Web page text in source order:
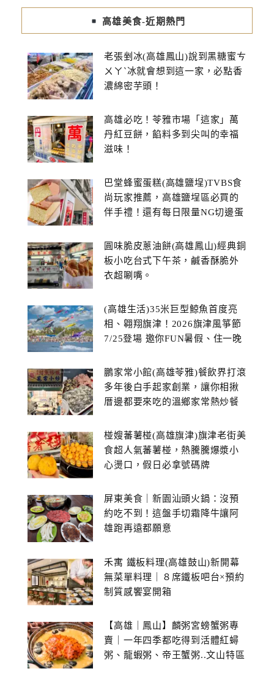
高雄美食-近期熱門
老張剉冰(高雄鳳山)說到黑糖蜜ㄘ
ㄨㄚˋ冰就會想到這一家，必點香
濃綿密芋頭！
高雄必吃！苓雅市場「這家」萬
丹紅豆餅，餡料多到尖叫的幸福
滋味！
巴堂蜂蜜蛋糕(高雄鹽埕)TVBS食
尚玩家推薦，高雄鹽埕區必買的
伴手禮！還有每日限量NG切邊蛋
圓味脆皮蔥油餅(高雄鳳山)經典銅
板小吃台式下午茶，鹹香酥脆外
衣超唰嘴。
(高雄生活)35米巨型鯨魚首度亮
相、翱翔旗津！2026旗津風箏節
7/25登場 邀你FUN暑假、住一晚
鵬家常小館(高雄苓雅)餐飲界打滾
多年後白手起家創業，讓你相揪
厝邊都要來吃的溫鄉家常熱炒餐
椪嫂蕃薯椪(高雄旗津)旗津老街美
食超人氣蕃薯椪，熱騰騰爆漿小
心燙口，假日必拿號碼牌
屏東美食｜新園汕頭火鍋：沒預
約吃不到！這盤手切霜降牛讓阿
雄跑再遠都願意
禾寓 鐵板料理(高雄鼓山)新開幕
無菜單料理｜８席鐵板吧台×預約
制質感饗宴開箱
【高雄｜鳳山】麟粥宮螃蟹粥專
賣｜一年四季都吃得到活體紅蟳
粥、龍蝦粥、帝王蟹粥..文山特區